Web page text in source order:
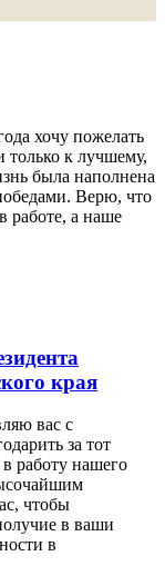
хочу пожелать
только к лучшему,
была наполнена
Верю, что
работе, а наше
края
вас с
за тот
работу нашего
чтобы
в ваши
в